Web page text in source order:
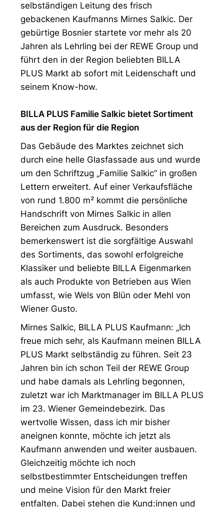
selbständigen Leitung des frisch
gebackenen Kaufmanns Mirnes Salkic. Der
gebürtige Bosnier startete vor mehr als 20
Jahren als Lehrling bei der REWE Group und
führt den in der Region beliebten BILLA
PLUS Markt ab sofort mit Leidenschaft und
seinem Know-how.
BILLA PLUS Familie Salkic bietet Sortiment
aus der Region für die Region
Das Gebäude des Marktes zeichnet sich
durch eine helle Glasfassade aus und wurde
um den Schriftzug „Familie Salkic“ in großen
Lettern erweitert. Auf einer Verkaufsfläche
von rund 1.800 m² kommt die persönliche
Handschrift von Mirnes Salkic in allen
Bereichen zum Ausdruck. Besonders
bemerkenswert ist die sorgfältige Auswahl
des Sortiments, das sowohl erfolgreiche
Klassiker und beliebte BILLA Eigenmarken
als auch Produkte von Betrieben aus Wien
umfasst, wie Wels von Blün oder Mehl von
Wiener Gusto.
Mirnes Salkic, BILLA PLUS Kaufmann: „Ich
freue mich sehr, als Kaufmann meinen BILLA
PLUS Markt selbständig zu führen. Seit 23
Jahren bin ich schon Teil der REWE Group
und habe damals als Lehrling begonnen,
zuletzt war ich Marktmanager im BILLA PLUS
im 23. Wiener Gemeindebezirk. Das
wertvolle Wissen, dass ich mir bisher
aneignen konnte, möchte ich jetzt als
Kaufmann anwenden und weiter ausbauen.
Gleichzeitig möchte ich noch
selbstbestimmter Entscheidungen treffen
und meine Vision für den Markt freier
entfalten. Dabei stehen die Kund:innen und